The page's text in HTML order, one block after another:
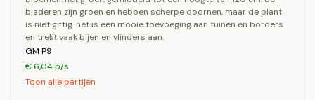
bladeren zijn groen en hebben scherpe doornen, maar de plant
is niet giftig. het is een mooie toevoeging aan tuinen en borders
en trekt vaak bijen en vlinders aan.
GM P9
€ 6,04 p/s
Toon alle partijen